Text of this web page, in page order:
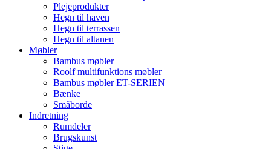
Plejeprodukter
Hegn til haven
Hegn til terrassen
Hegn til altanen
Møbler
Bambus møbler
Roolf multifunktions møbler
Bambus møbler ET-SERIEN
Bænke
Småborde
Indretning
Rumdeler
Brugskunst